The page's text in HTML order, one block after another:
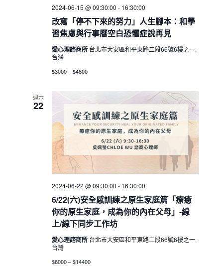
改寫「停不下來的努力」人生腳本：和學
習焦慮與行事曆空白恐懼症說再見
2024-06-15 @ 09:30:00 - 16:30:00
愛心理諮商所 台北市大安區和平東路二段66號6樓之一,
台灣
$3000 – $4800
週六
22
6/22(六)安全感訓練之原生家庭篇「療癒
你的原生家庭，成為你的內在父母」-線
上/線下同步工作坊
2024-06-22 @ 09:30:00 - 16:30:00
愛心理諮商所 台北市大安區和平東路二段66號6樓之一,
台灣
$6000 – $14400